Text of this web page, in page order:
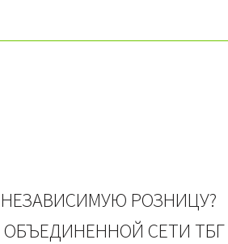
РОЗНИЦУ?
СЕТИ ТБГ